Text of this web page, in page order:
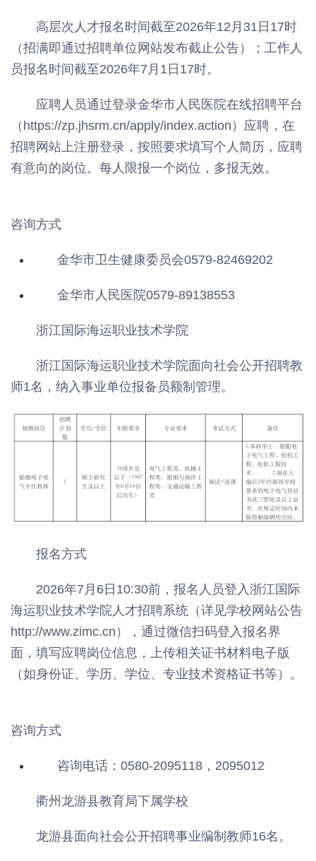
高层次人才报名时间截至2026年12月31日17时
（招满即通过招聘单位网站发布截止公告）；工作人
员报名时间截至2026年7月1日17时。
应聘人员通过登录金华市人民医院在线招聘平台
（https://zp.jhsrm.cn/apply/index.action）应聘，在
招聘网站上注册登录，按照要求填写个人简历，应聘
有意向的岗位。每人限报一个岗位，多报无效。
咨询方式
金华市卫生健康委员会0579-82469202
金华市人民医院0579-89138553
浙江国际海运职业技术学院
浙江国际海运职业技术学院面向社会公开招聘教
师1名，纳入事业单位报备员额制管理。
报名方式
2026年7月6日10:30前，报名人员登入浙江国际
海运职业技术学院人才招聘系统（详见学校网站公告
http://www.zimc.cn），通过微信扫码登入报名界
面，填写应聘岗位信息，上传相关证书材料电子版
（如身份证、学历、学位、专业技术资格证书等）。
咨询方式
咨询电话：0580-2095118，2095012
衢州龙游县教育局下属学校
龙游县面向社会公开招聘事业编制教师16名。